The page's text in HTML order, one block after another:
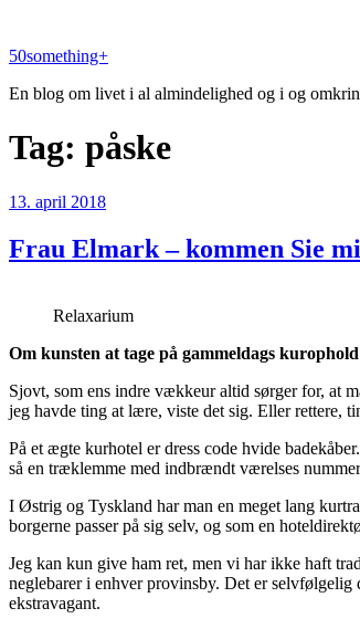
indhold
50something+
En blog om livet i al almindelighed og i og
Tag: påske
Udgivet
13. april 2018
Frau Elmark – kommen Sie
Relaxarium
Om kunsten at tage på gammeldags
Sjovt, som ens indre vækkeur altid sørger for, at
jeg havde ting at lære, viste det sig. Eller rettere,
På et ægte kurhotel er dress code hvide
så en træklemme med indbrændt værelses
I Østrig og Tyskland har man en meget lang
borgerne passer på sig selv, og som en
Jeg kan kun give ham ret, men vi har ikke haft
neglebarer i enhver provinsby. Det er
ekstravagant.